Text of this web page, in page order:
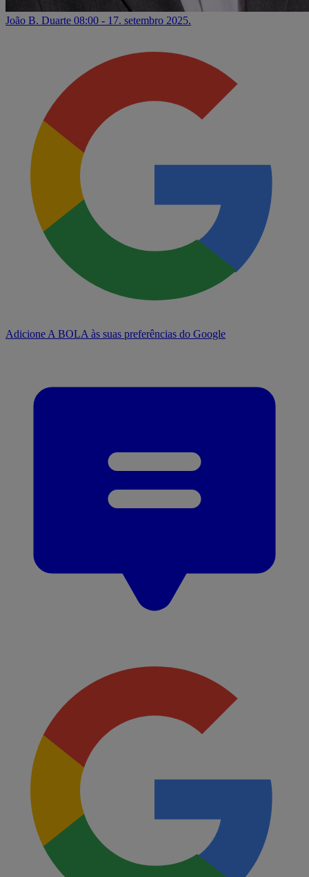
João B. Duarte 08:00 - 17. setembro 2025.
Adicione A BOLA às suas preferências do Google